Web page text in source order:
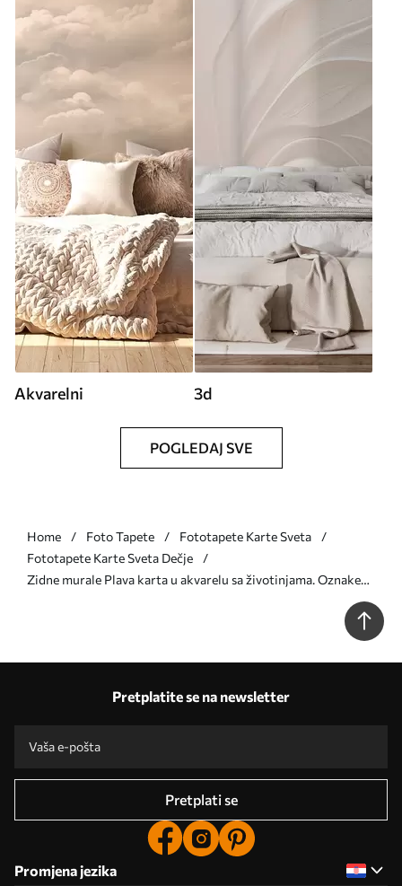
Akvarelni 3d
POGLEDAJ SVE
Home Foto Tapete
Fototapete Karte Sveta
Fototapete Karte Sveta Dečje
Zidne murale Plava karta u akvarelu sa životinjama. Oznake
Pretplatite se na newsletter
Pretplati se
Promjena jezika